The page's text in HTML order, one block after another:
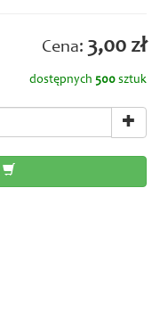
Cena: 3,00 zł
dostępnych 500 sztuk